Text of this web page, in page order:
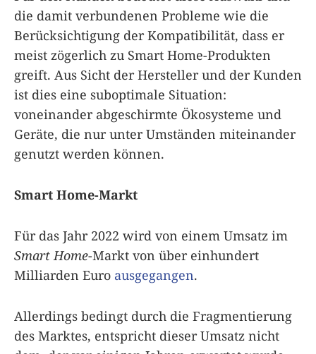
die damit verbundenen Probleme wie die
Berücksichtigung der Kompatibilität, dass er
meist zögerlich zu Smart Home-Produkten
greift. Aus Sicht der Hersteller und der Kunden
ist dies eine suboptimale Situation:
voneinander abgeschirmte Ökosysteme und
Geräte, die nur unter Umständen miteinander
genutzt werden können.
Smart Home-Markt
Für das Jahr 2022 wird von einem Umsatz im
Smart Home-Markt von über einhundert
Milliarden Euro ausgegangen.
Allerdings bedingt durch die Fragmentierung
des Marktes, entspricht dieser Umsatz nicht